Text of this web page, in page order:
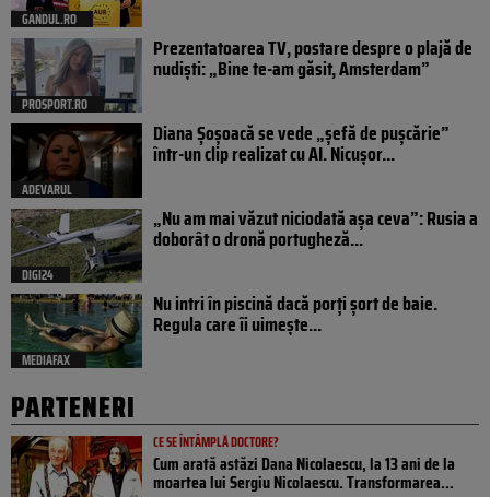
GANDUL.RO
PROSPORT.RO
Prezentatoarea TV, postare despre o plajă de
nudiști: „Bine te-am găsit, Amsterdam”
ADEVARUL
Diana Șoșoacă se vede „șefă de pușcărie”
într-un clip realizat cu AI. Nicușor...
DIGI24
„Nu am mai văzut niciodată așa ceva”: Rusia a
doborât o dronă portugheză...
MEDIAFAX
Nu intri în piscină dacă porți șort de baie.
Regula care îi uimește...
PARTENERI
CE SE ÎNTÂMPLĂ DOCTORE?
Cum arată astăzi Dana Nicolaescu, la 13 ani de la
moartea lui Sergiu Nicolaescu. Transformarea...